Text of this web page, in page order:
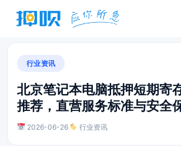
行业资讯
北京笔记本电脑抵押短期寄
推荐，直营服务标准与安全
2026-06-26· 行业资讯